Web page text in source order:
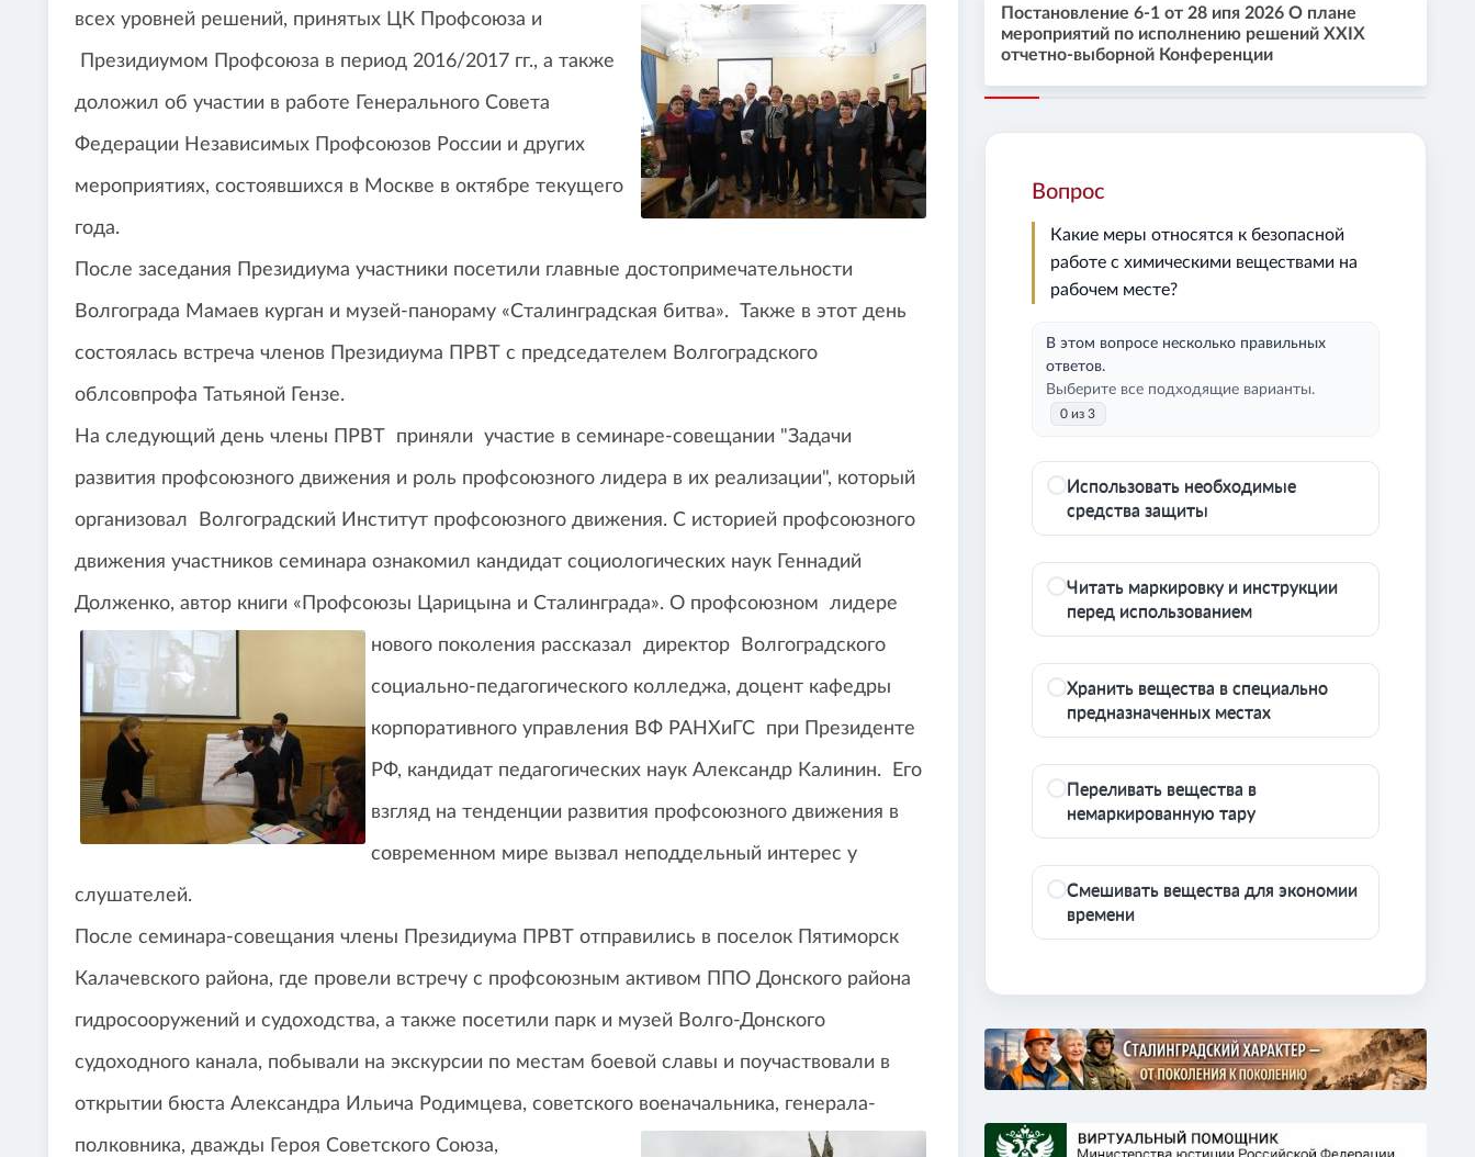
всех уровней решений, принятых ЦК Профсоюза и
Президиумом Профсоюза в период 2016/2017 гг., а также
доложил об участии в работе Генерального Совета
Федерации Независимых Профсоюзов России и других
мероприятиях, состоявшихся в Москве в октябре текущего
года.
После заседания Президиума участники посетили главные достопримечательности
Волгограда Мамаев курган и музей-панораму «Сталинградская битва». Также в этот день
состоялась встреча членов Президиума ПРВТ с председателем Волгоградского
облсовпрофа Татьяной Гензе.
На следующий день члены ПРВТ приняли участие в семинаре-совещании "Задачи
развития профсоюзного движения и роль профсоюзного лидера в их реализации", который
организовал Волгоградский Институт профсоюзного движения. С историей профсоюзного
движения участников семинара ознакомил кандидат социологических наук Геннадий
Долженко, автор книги «Профсоюзы Царицына и Сталинграда». О профсоюзном лидере
нового поколения рассказал директор Волгоградского
социально-педагогического колледжа, доцент кафедры
корпоративного управления ВФ РАНХиГС при Президенте
РФ, кандидат педагогических наук Александр Калинин. Его
взгляд на тенденции развития профсоюзного движения в
современном мире вызвал неподдельный интерес у
слушателей.
После семинара-совещания члены Президиума ПРВТ отправились в поселок Пятиморск
Калачевского района, где провели встречу с профсоюзным активом ППО Донского района
гидросооружений и судоходства, а также посетили парк и музей Волго-Донского
судоходного канала, побывали на экскурсии по местам боевой славы и поучаствовали в
открытии бюста Александра Ильича Родимцева, советского военачальника, генерала-
полковника, дважды Героя Советского Союза,
Постановление 6-1 от 28 ипя 2026 О плане
мероприятий по исполнению решений XXIX
отчетно-выборной Конференции
Вопрос
Какие меры относятся к безопасной
работе с химическими веществами на
рабочем месте?
В этом вопросе несколько правильных
ответов.
Выберите все подходящие варианты.
0 из 3
Использовать необходимые
средства защиты
Читать маркировку и инструкции
перед использованием
Хранить вещества в специально
предназначенных местах
Переливать вещества в
немаркированную тару
Смешивать вещества для экономии
времени